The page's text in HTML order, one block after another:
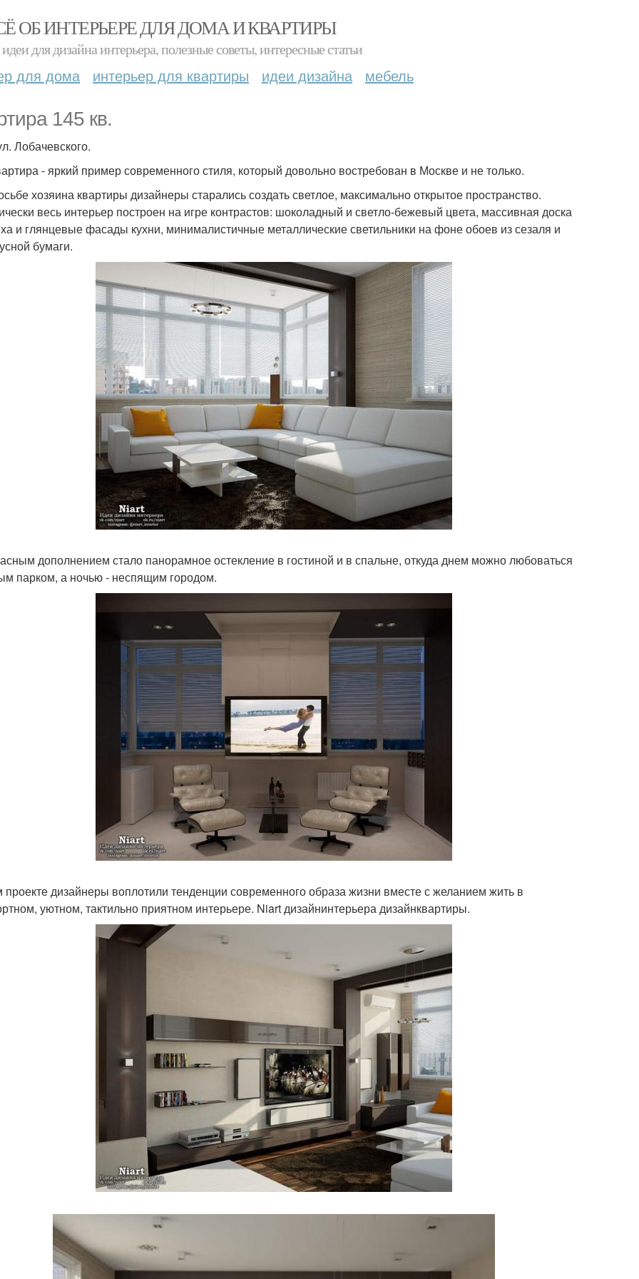
ОБ ИНТЕРЬЕРЕ ДЛЯ ДОМА И КВАРТИРЫ
для дизайна интерьера, полезные советы, интересные статьи
для дома интерьер для квартиры идеи дизайна мебель
145 кв.
Лобачевского.
- яркий пример современного стиля, который довольно востребован в Москве и не только.
хозяина квартиры дизайнеры старались создать светлое, максимально открытое пространство.
весь интерьер построен на игре контрастов: шоколадный и светло-бежевый цвета, массивная доска
и глянцевые фасады кухни, минималистичные металлические светильники на фоне обоев из сезаля и
бумаги.
дополнением стало панорамное остекление в гостиной и в спальне, откуда днем можно любоваться
парком, а ночью - неспящим городом.
проекте дизайнеры воплотили тенденции современного образа жизни вместе с желанием жить в
уютном, тактильно приятном интерьере. Niart дизайнинтерьера дизайнквартиры.